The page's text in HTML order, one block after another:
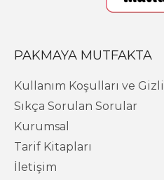
PAKMAYA MUTFAKTA
Kullanım Koşulları ve
Sıkça Sorulan Sorular
Kurumsal
Tarif Kitapları
İletişim